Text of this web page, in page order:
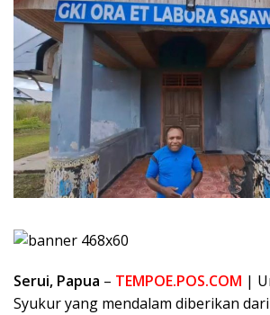
Serui, Papua – TEMPOE.POS.COM |
Syukur yang mendalam diberikan dari